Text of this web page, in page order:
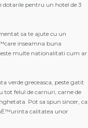
dotarile pentru un hotel de 3
sa te ajute cu un
inseamna buna
multe nationalitati cum ar
verde greceasca, peste gatit
tot felul de carnuri, carne de
Pot sa spun sincer, ca
calitatea unor